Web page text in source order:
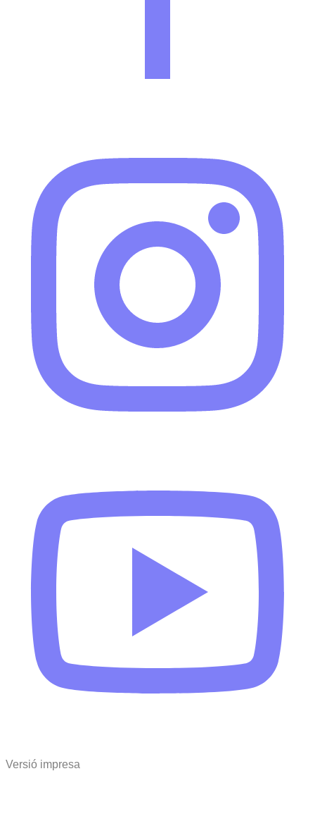
Versió impresa